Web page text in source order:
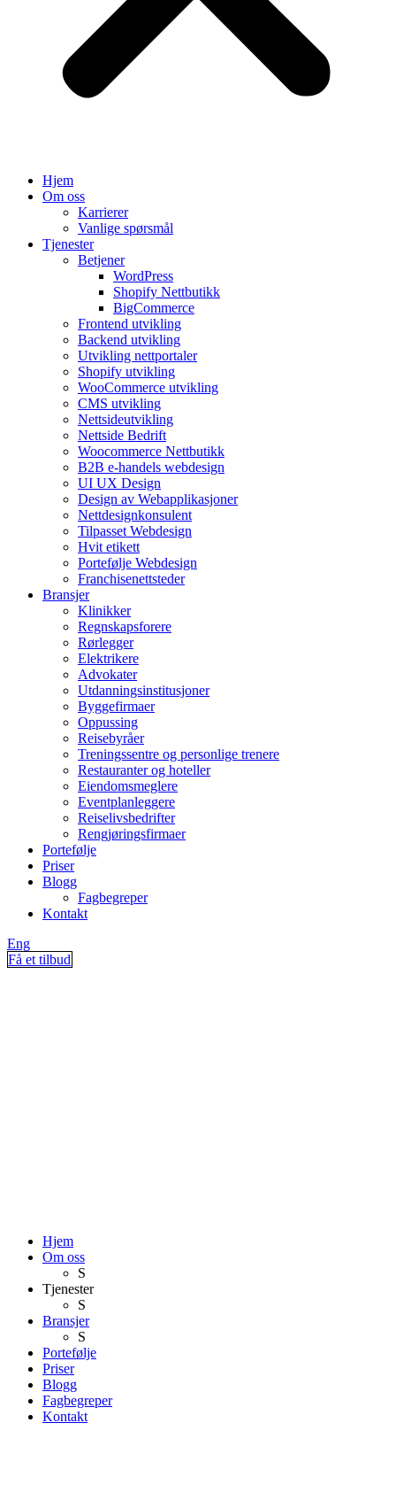
Hjem
Om oss
Karrierer
Vanlige spørsmål
Tjenester
Betjener
WordPress
Shopify Nettbutikk
BigCommerce
Frontend utvikling
Backend utvikling
Utvikling nettportaler
Shopify utvikling
WooCommerce utvikling
CMS utvikling
Nettsideutvikling
Nettside Bedrift
Woocommerce Nettbutikk
B2B e-handels webdesign
UI UX Design
Design av Webapplikasjoner
Nettdesignkonsulent
Tilpasset Webdesign
Hvit etikett
Portefølje Webdesign
Franchisenettsteder
Bransjer
Klinikker
Regnskapsforere
Rørlegger
Elektrikere
Advokater
Utdanningsinstitusjoner
Byggefirmaer
Oppussing
Reisebyråer
Treningssentre og personlige trenere
Restauranter og hoteller
Eiendomsmeglere
Eventplanleggere
Reiselivsbedrifter
Rengjøringsfirmaer
Portefølje
Priser
Blogg
Fagbegreper
Kontakt
Eng
Få et tilbud
Hjem
Om oss
S
Tjenester
S
Bransjer
S
Portefølje
Priser
Blogg
Fagbegreper
Kontakt